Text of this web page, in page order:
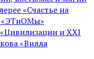
«Счастье на
«ЭТнОМы»
и ХХI
«Вилла